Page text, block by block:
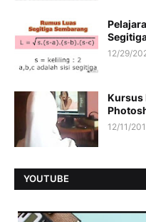
12/29/
Kursus
12/11/
YOUTUBE